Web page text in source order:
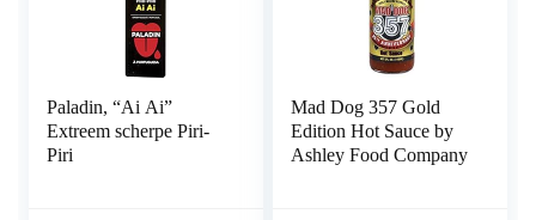
Paladin, “Ai Ai”
Extreem scherpe Piri-
Piri
Mad Dog 357 Gold
Edition Hot Sauce by
Ashley Food Company